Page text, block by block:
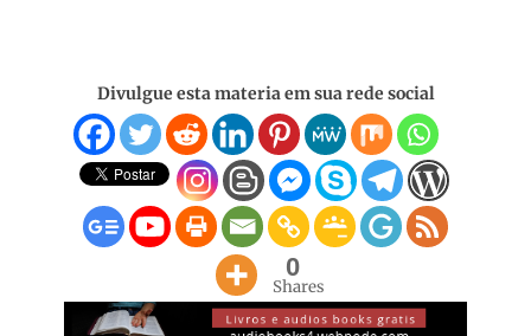
Divulgue esta materia em sua rede social
0
Shares